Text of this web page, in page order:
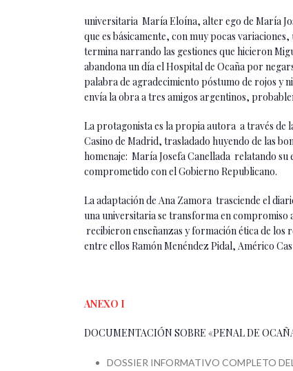
universitaria María Eloína, alter ego de María
que es básicamente, con muy pocas
termina narrando las gestiones que hicieron
abandona un día el Hospital de Ocaña por
palabra de agradecimiento póstumo de rojos y
envía la obra a tres amigos argentinos,
La protagonista es la propia autora a través de
Casino de Madrid, trasladado huyendo de las
homenaje: María Josefa Canellada relatando su
comprometido con el Gobierno Republicano.
La adaptación de Ana Zamora trasciende el
una universitaria se transforma en compromiso
recibieron enseñanzas y formación ética de los
entre ellos Ramón Menéndez Pidal, Américo
ANEXO I
DOCUMENTACIÓN SOBRE «PENAL DE
DOSSIER INFORMATIVO COMPLETO